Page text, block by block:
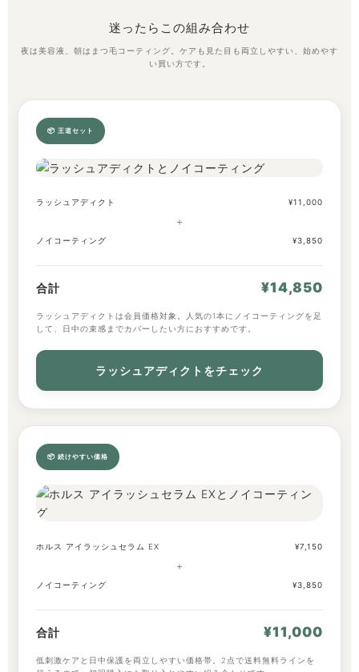
迷ったらこの組み合わせ
夜は美容液、朝はまつ毛コーティング。ケアも見た目も両立しやすい、始めやす
い買い方です。
📦 王道セット
ラッシュアディクト ¥11,000
＋
ノイコーティング ¥3,850
合計 ¥14,850
ラッシュアディクトは会員価格対象。人気の1本にノイコーティングを足
して、日中の束感までカバーしたい方におすすめです。
ラッシュアディクトをチェック
📦 続けやすい価格
ホルス アイラッシュセラム EX ¥7,150
＋
ノイコーティング ¥3,850
合計 ¥11,000
低刺激ケアと日中保護を両立しやすい価格帯。2点で送料無料ラインを